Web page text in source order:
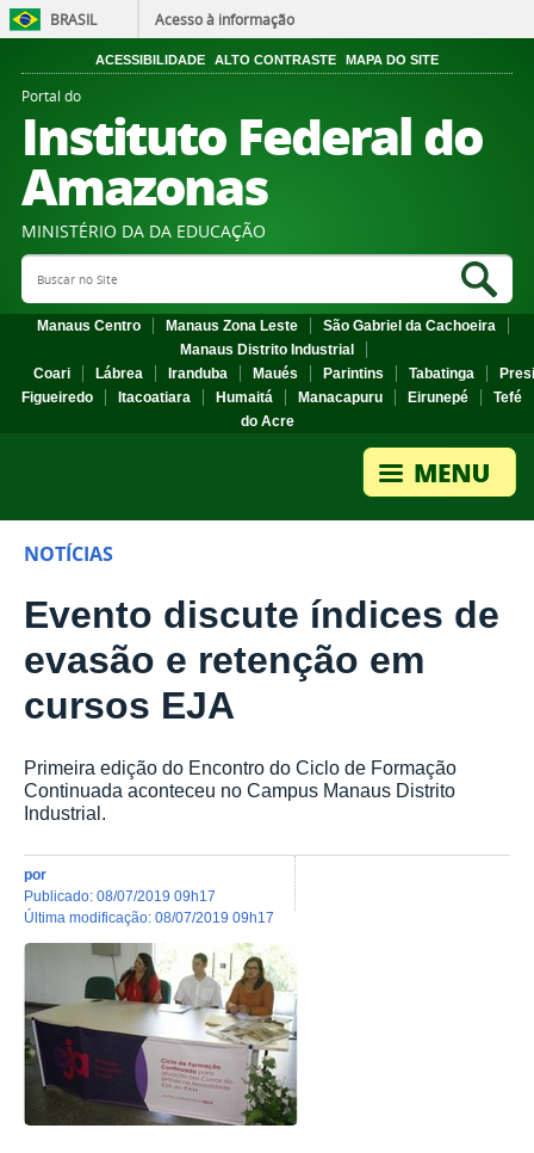
BRASIL Acesso à informação
ACESSIBILIDADE ALTO CONTRASTE MAPA DO SITE
Portal do
Instituto Federal do
Amazonas
MINISTÉRIO DA DA EDUCAÇÃO
Search Site
Manaus Centro Manaus Zona Leste
São Gabriel da Cachoeira
Manaus Distrito Industrial
Coari
Lábrea Iranduba Maués Parintins Tabatinga
Figueiredo
Itacoatiara Humaitá Manacapuru Eirunepé
Tefé
do Acre
NOTÍCIAS
Evento discute índices de
evasão e retenção em
cursos EJA
Primeira edição do Encontro do Ciclo de Formação
Continuada aconteceu no Campus Manaus Distrito
Industrial.
por
publicado: 08/07/2019 09h17
última modificação: 08/07/2019 09h17